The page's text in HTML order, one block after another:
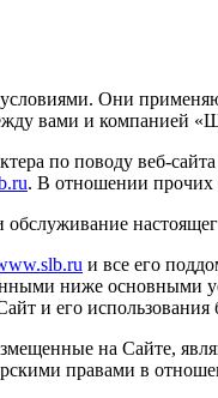
Они
вами и компанией
по поводу веб-сайта
. В отношении прочих
и все его
ниже основными
и его использования
на Сайте,
правами в